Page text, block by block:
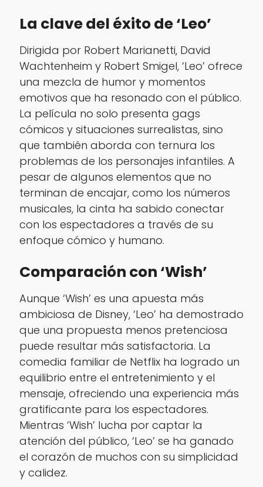
La clave del éxito de ‘Leo’
Dirigida por Robert Marianetti, David
Wachtenheim y Robert Smigel, ‘Leo’ ofrece
una mezcla de humor y momentos
emotivos que ha resonado con el público.
La película no solo presenta gags
cómicos y situaciones surrealistas, sino
que también aborda con ternura los
problemas de los personajes infantiles. A
pesar de algunos elementos que no
terminan de encajar, como los números
musicales, la cinta ha sabido conectar
con los espectadores a través de su
enfoque cómico y humano.
Comparación con ‘Wish’
Aunque ‘Wish’ es una apuesta más
ambiciosa de Disney, ‘Leo’ ha demostrado
que una propuesta menos pretenciosa
puede resultar más satisfactoria. La
comedia familiar de Netflix ha logrado un
equilibrio entre el entretenimiento y el
mensaje, ofreciendo una experiencia más
gratificante para los espectadores.
Mientras ‘Wish’ lucha por captar la
atención del público, ‘Leo’ se ha ganado
el corazón de muchos con su simplicidad
y calidez.